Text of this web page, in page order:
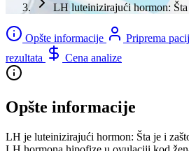
LH luteinizirajući hormon: Šta
Opšte informacije Priprema
rezultata
Cena analize
Opšte informacije
LH je luteinizirajući hormon: Šta je i